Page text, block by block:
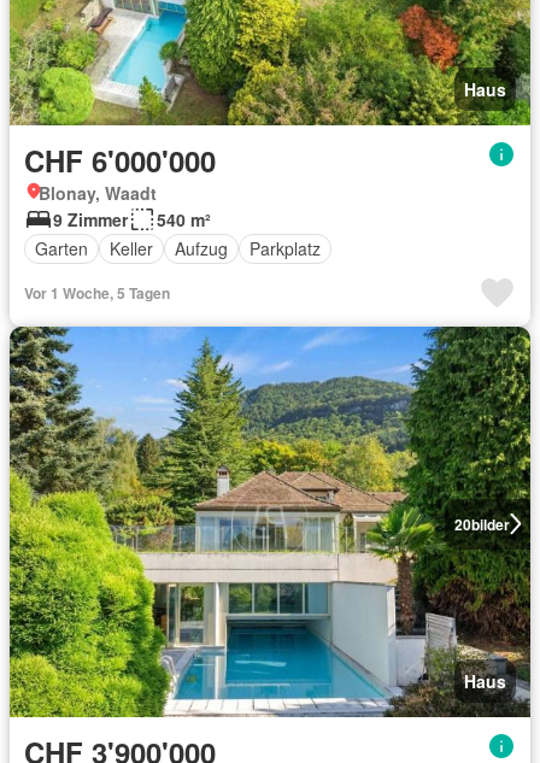
Haus
CHF 6'000'000
Blonay, Waadt
9 Zimmer
540 m²
Garten
Keller Aufzug Parkplatz
Vor 1 Woche, 5 Tagen
20bilder
Haus
CHF 3'900'000